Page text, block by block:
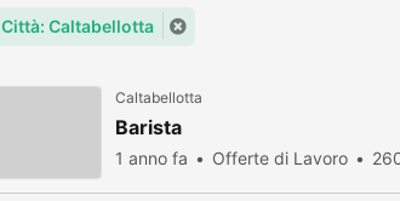
Città: Caltabellotta
Caltabellotta
Barista
1 anno fa Offerte di Lavoro